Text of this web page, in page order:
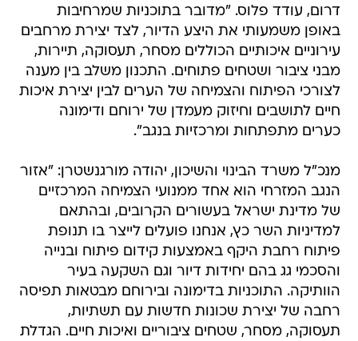
דרום, עודד פלוס. "מדובר בתוכניות שמרחיבות
באופן משמעותי את היצע הדיור, לצד יצירת מרחבים
עירוניים איכותיים הכוללים מסחר, תעסוקה, תיירות,
מבני ציבור ושטחים פתוחים. התכנון משלב בין מענה
לצורכי הפיתוח והצמיחה של הערים לבין יצירת איכות
חיים לתושבים וחיזוק מעמדן של ירוחם ודימונה
כערים מתפתחות ומרכזיות בנגב".
מנכ"ל משרד הבינוי והשיכון, יהודה מורגנשטרן: "אזור
הנגב המזרחי הוא אחד ממנועי הצמיחה המרכזיים
של מדינת ישראל בעשורים הקרובים, ובהתאם
למדיניות השר כץ, אנחנו פועלים לייצר בו תנופת
פיתוח רחבת היקף באמצעות קידום פיתוח ובנייה
והסכמי גג בהם יחידות דיור וגם השקעה בעיר
הוותיקה. התוכניות בדימונה ובירוחם מבטאות תפיסה
רחבה של יצירת שכונות חדשות עם תשתיות,
תעסוקה, מסחר, שטחים ציבוריים ואיכות חיים. הגדלת